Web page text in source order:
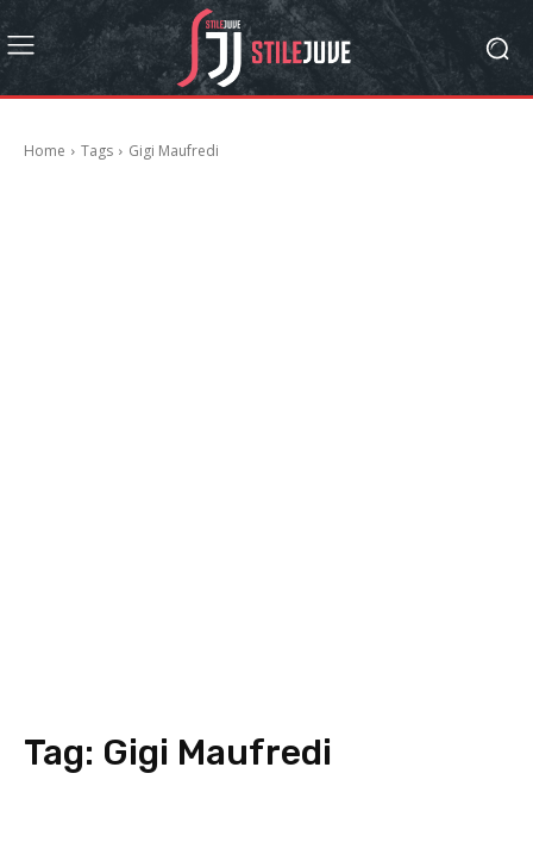
Home Tags Gigi Maufredi
Tag: Gigi Maufredi